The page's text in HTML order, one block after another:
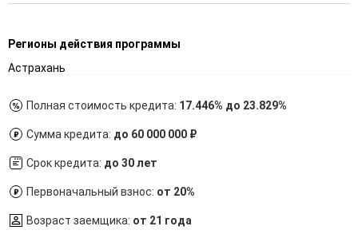
Регионы действия программы
Астрахань
Полная стоимость кредита: 17.446% до 23.829%
Сумма кредита: до 60 000 000 ₽
Срок кредита: до 30 лет
Первоначальный взнос: от 20%
Возраст заемщика: от 21 года